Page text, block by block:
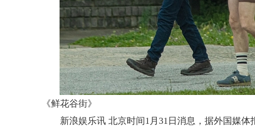
《鲜花谷街》
新浪娱乐讯 北京时间1月31日消息，据外国媒体